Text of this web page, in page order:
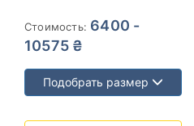
Стоимость: 6400 -
10575 ₴
Подобрать размер